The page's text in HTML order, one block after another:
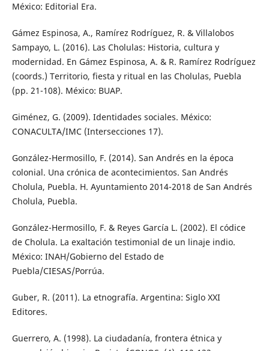
México: Editorial Era.
Gámez Espinosa, A., Ramírez Rodríguez, R. & Villalobos
Sampayo, L. (2016). Las Cholulas: Historia, cultura y
modernidad. En Gámez Espinosa, A. & R. Ramírez Rodríguez
(coords.) Territorio, fiesta y ritual en las Cholulas, Puebla
(pp. 21-108). México: BUAP.
Giménez, G. (2009). Identidades sociales. México:
CONACULTA/IMC (Intersecciones 17).
González-Hermosillo, F. (2014). San Andrés en la época
colonial. Una crónica de acontecimientos. San Andrés
Cholula, Puebla. H. Ayuntamiento 2014-2018 de San Andrés
Cholula, Puebla.
González-Hermosillo, F. & Reyes García L. (2002). El códice
de Cholula. La exaltación testimonial de un linaje indio.
México: INAH/Gobierno del Estado de
Puebla/CIESAS/Porrúa.
Guber, R. (2011). La etnografía. Argentina: Siglo XXI
Editores.
Guerrero, A. (1998). La ciudadanía, frontera étnica y